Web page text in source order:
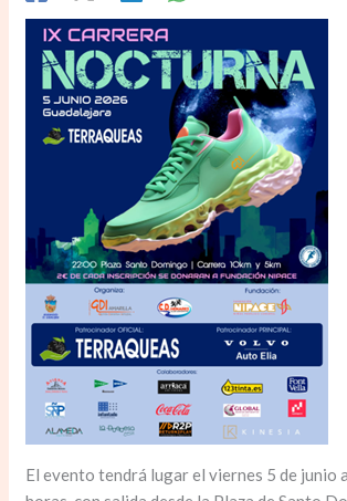
El evento tendrá lugar el viernes 5 de junio